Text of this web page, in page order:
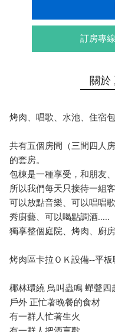
訂房專
關於
烤肉、唱歌、水池、住宿
共有五個房間（三間四人
的套房。
包棟是一種享受，和朋友
所以我們每天只接待一組
可以放點音樂、可以唱唱
秀廚藝、可以喝點調酒.....
獨享整個庭院、烤肉、廚房
烤肉區卡拉ＯＫ設備--平板
椰林環繞 鳥叫蟲鳴 蟬聲四
戶外 正忙著晚餐的食材
有一群人忙著生火